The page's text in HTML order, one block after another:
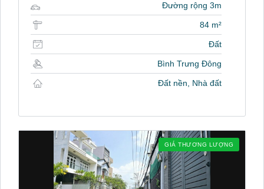
Đường rộng 3m
84 m²
Đất
Bình Trưng Đông
Đất nền, Nhà đất
GIÁ THƯƠNG LƯỢNG